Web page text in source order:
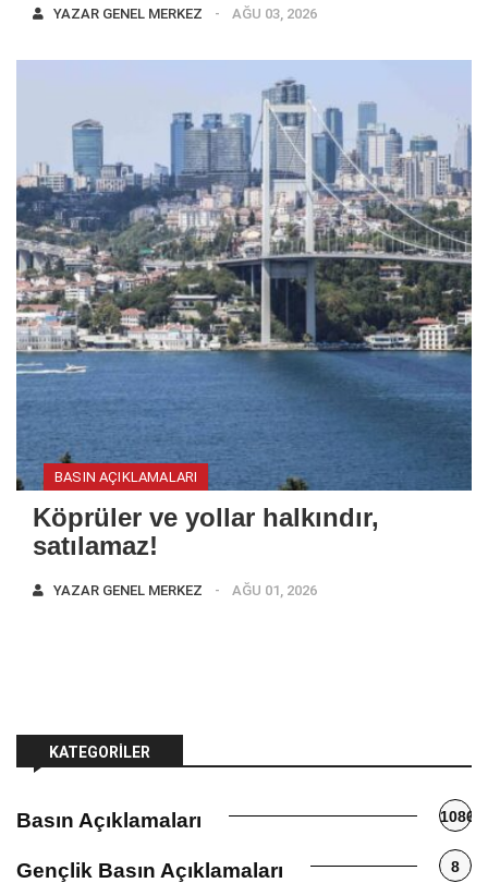
YAZAR GENEL MERKEZ AĞU 03, 2026
BASIN AÇIKLAMALARI
Köprüler ve yollar halkındır,
satılamaz!
YAZAR GENEL MERKEZ AĞU 01, 2026
KATEGORILER
Basın Açıklamaları 1086
Gençlik Basın Açıklamaları 8